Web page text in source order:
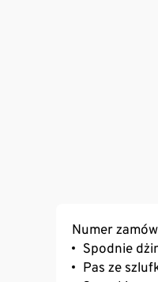
Numer
Spodnie
Pas ze